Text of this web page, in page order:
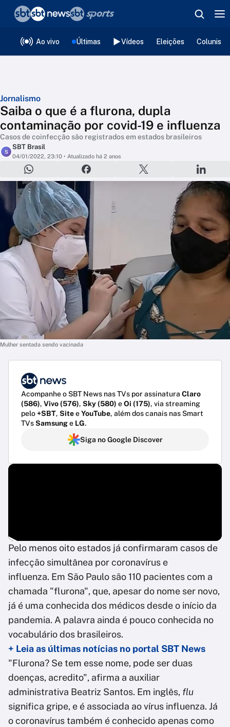
Ao vivo Últimas Vídeos Eleições
Jornalismo
Saiba o que é a flurona, dupla
contaminação por covid-19 e influenza
Casos de coinfecção são registrados em estados brasileiros
S
SBT Brasil
04/01/2022, 23:10 • Atualizado há 2 anos
Mulher sentada sendo vacinada
Acompanhe o SBT News nas TVs por assinatura Claro
(586), Vivo (576), Sky (580) eOi (175), via streaming
pelo+SBT, SiteeYouTube, além dos canais nas Smart
TVsSamsunge LG.
Siga no Google Discover
Pelo menos oito estados já confirmaram casos de
infecção simultânea por coronavírus e
influenza. Em São Paulo são 110 pacientes com a
chamada "flurona", que, apesar do nome ser novo,
já é uma conhecida dos médicos desde o início da
pandemia. A palavra ainda é pouco conhecida no
vocabulário dos brasileiros.
+ Leia as últimas notícias no portal SBT News
"Flurona? Se tem esse nome, pode ser duas
doenças, acredito", afirma a auxiliar
administrativa Beatriz Santos. Em inglês, flu
significa gripe, e é associada ao vírus influenza. Já
o coronavírus também é conhecido apenas como
❮voltar
Editorias